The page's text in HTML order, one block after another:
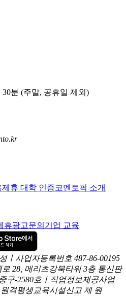
분 (주말, 공휴일 제외)
제휴 대학 인증코멘토픽 소개
휴광고문의 기업 교육
ㅣ사업자등록번호 487-86-00195
28, 메리츠강북타워 3층 통신판
구-2580호ㅣ직업정보제공사업
격평생교육시설신고 제 원